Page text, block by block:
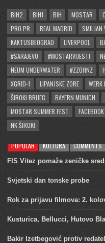
BIH2 BIH1 BIH MOSTAR
PRO.PR
REAL MADRID SMILJAN
KAKTUSBEOGRAD
LIVERPOOL
#SARAJEVO
#MOSTARVIJESTI
NEUM UNDERWATER
#ZZOHNZ
XGRID-1
LIPANJSKE ZORE WERK
ŠIROKI BRIJEG
BAYERN MUNICH
MOSTAR SUMMER FEST
FACEBOOK
NK ŠIROKI
POPULAR KULTURA COMMENTS
FIS Vitez pomaže zeničke
Svjetski dan tonske probe
Rok za prijavu filmova: 2.
Kusturica, Bellucci, Hutovo
Bakir Izetbegović protiv